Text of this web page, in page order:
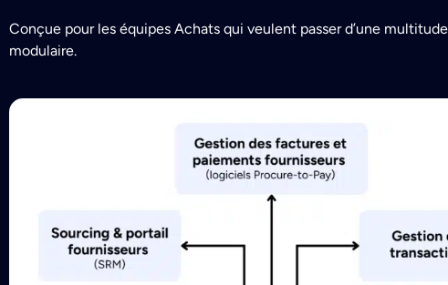
Conçue pour les équipes Achats qui veulent passer d’une
modulaire.